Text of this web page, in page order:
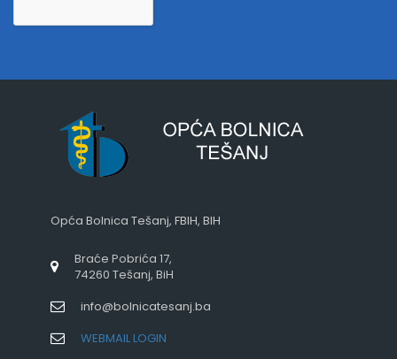
Opća Bolnica Tešanj, FBIH, BIH
Braće Pobrića 17,
74260 Tešanj, BiH
info@bolnicatesanj.ba
WEBMAIL LOGIN